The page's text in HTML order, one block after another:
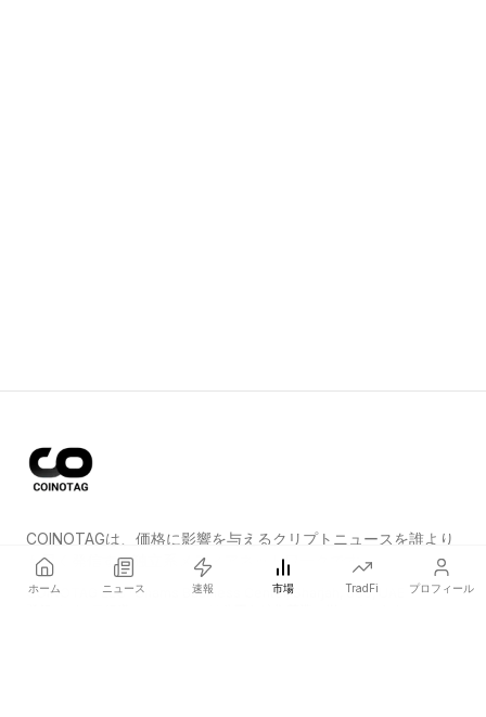
ホーム ニュース 速報 市場 TradFi プロフィール
COINOTAGは、価格に影響を与えるクリプトニュースを誰より
も早く発信する独立系メディアネットワークです。
COINOTAG LLC · Shams Business Center, Sharjah, 839, UAE